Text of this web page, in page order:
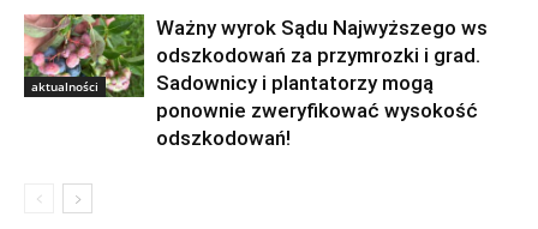
aktualności
Ważny wyrok Sądu Najwyższego ws
odszkodowań za przymrozki i grad.
Sadownicy i plantatorzy mogą
ponownie zweryfikować wysokość
odszkodowań!